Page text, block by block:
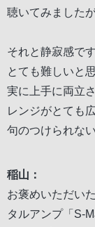
聴いてみました
それと静寂感で
とても難しいと
実に上手に両立
レンジがとても
句のつけられな
稲山：
お褒めいただい
タルアンプ「S-